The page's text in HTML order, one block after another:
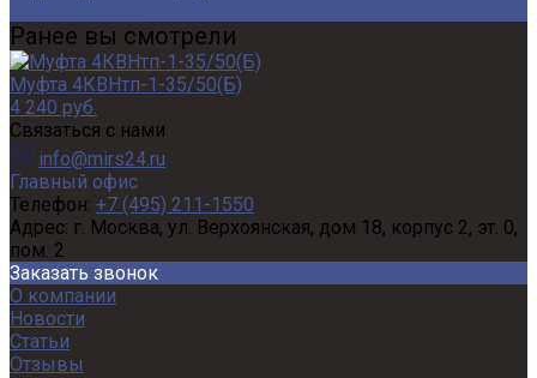
Ранее вы смотрели
Муфта 4КВНтп-1-35/50(Б)
4 240 руб.
Связаться с нами
info@mirs24.ru
Главный офис
Телефон: +7 (495) 211-1550
Адрес: г. Москва, ул. Верхоянская, дом 18, корпус 2, эт. 0,
пом. 2
Заказать звонок
О компании
Новости
Статьи
Отзывы